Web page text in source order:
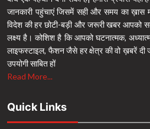
जानकारी पहुंचाएं जिसमें सही और समय का
विदेश की हर छोटी-बड़ी और जरूरी खबर आपको
लक्ष्य है। कोशिश है कि आपको घटनात्मक, अध्यात्म
लाइफस्टाइल, फैशन जैसे हर क्षेत्र की वो ख़बरें
उपयोगी साबित हों
Read More...
Quick Links